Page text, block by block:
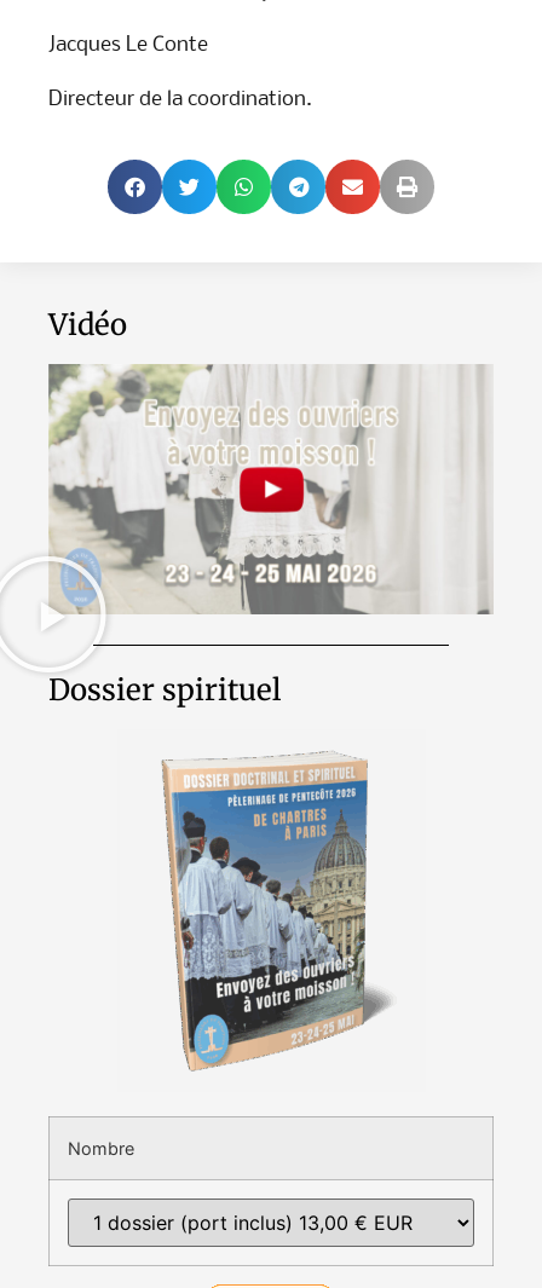
Jacques Le Conte
Directeur de la coordination.
Vidéo
Dossier spirituel
Nombre